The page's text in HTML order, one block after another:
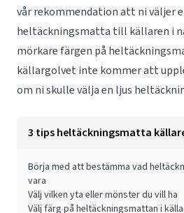
vår rekommendation att ni väljer
heltäckningsmatta till källaren i
mörkare färgen på
källargolvet inte kommer att
om ni skulle välja en ljus
3 tips heltäckningsmatta
Börja med att bestämma vad
vara
Välj vilken yta eller mönster du vill ha
Välj färg på heltäckningsmattan i